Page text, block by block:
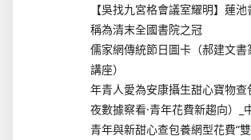
【吳找九宮格會議室耀明】蓮
稱為清末全國書院之冠
儒家網傳統節日圖卡（郝建文
講座）
年青人愛為安康攝生甜心寶物
夜數據察看·青年花費新趨向）_
青年與新甜心查包養網型花費“